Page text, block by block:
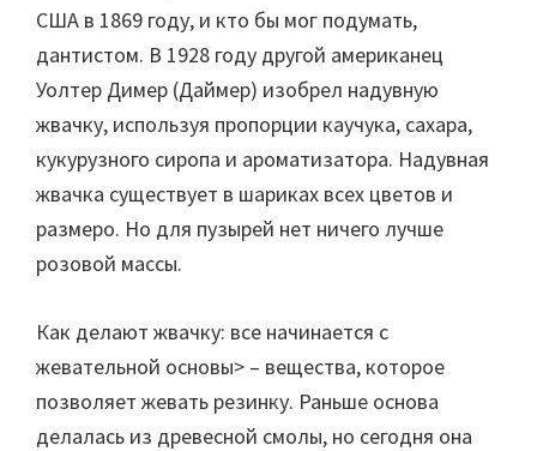
США в 1869 году, и кто бы мог подумать,
дантистом. В 1928 году другой американец
Уолтер Димер (Даймер) изобрел надувную
жвачку, используя пропорции каучука, сахара,
кукурузного сиропа и ароматизатора. Надувная
жвачка существует в шариках всех цветов и
размеро. Но для пузырей нет ничего лучше
розовой массы.
Как делают жвачку: все начинается с
жевательной основы> – вещества, которое
позволяет жевать резинку. Раньше основа
делалась из древесной смолы, но сегодня она